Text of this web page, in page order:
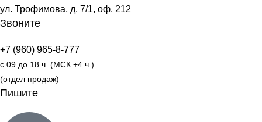
ул. Трофимова, д. 7/1, оф. 212
Звоните
+7 (960) 965-8-777
с 09 до 18 ч. (МСК +4 ч.)
(отдел продаж)
Пишите